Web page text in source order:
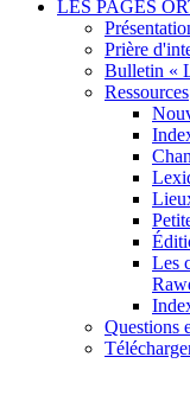
LES PAGES
Prière
Bulletin «
Ressources
Les
Questions